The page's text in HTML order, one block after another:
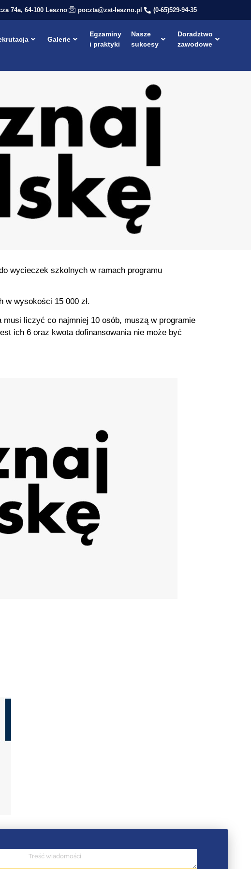
74a, 64-100 Leszno poczta@zst-leszno.pl (0-65)529-94-35
Galerie
Egzaminy
i praktyki
Nasze
sukcesy
Doradztwo
zawodowe
wycieczek szkolnych w ramach programu
w wysokości 15 000 zł.
liczyć co najmniej 10 osób, muszą w programie
ich 6 oraz kwota dofinansowania nie może być